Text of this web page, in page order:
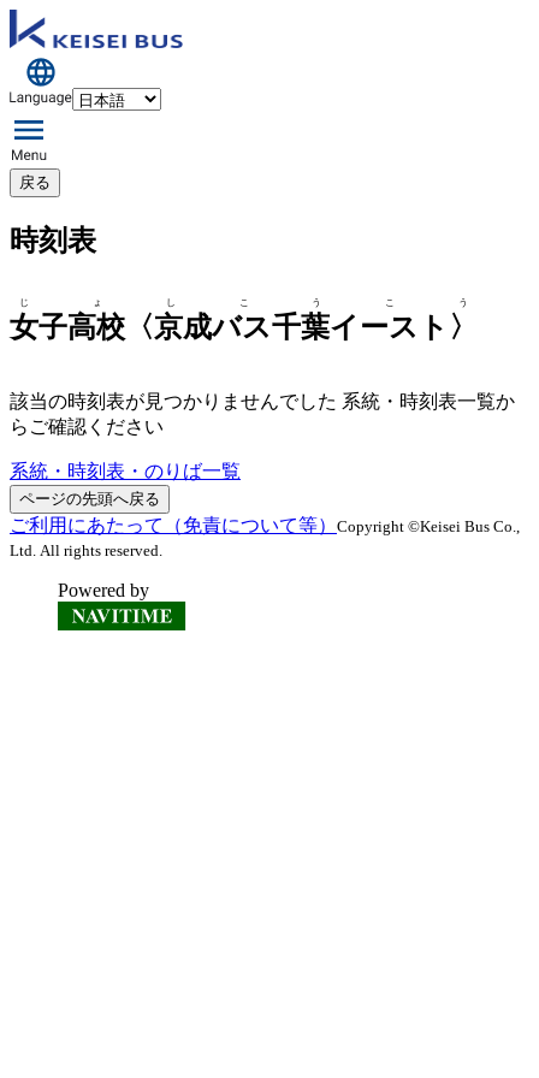
戻る
時刻表
女子高校〈京成バス千葉イースト〉
じょしこうこう
該当の時刻表が見つかりませんでした 系統・時刻表一覧か
らご確認ください
系統・時刻表・のりば一覧
ページの先頭へ戻る
ご利用にあたって（免責について等） Copyright ©Keisei Bus Co.,
Ltd. All rights reserved.
Powered by